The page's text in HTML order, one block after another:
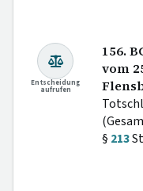
Entscheidung
aufrufen
156.
vom
§ 213